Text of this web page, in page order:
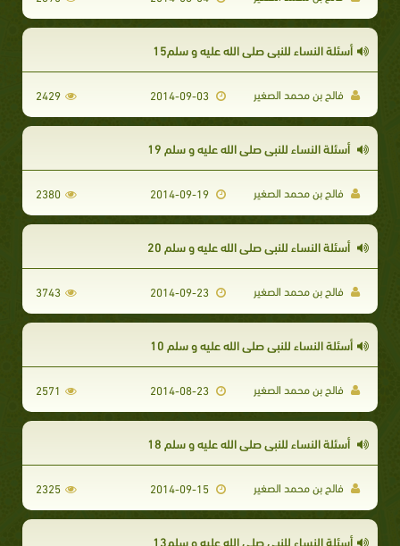
أسئلة النساء للنبي صلى الله عليه و سلم15
فالح بن محمد الصغير 2429
أسئلة النساء للنبي صلى الله عليه و سلم 19
فالح بن محمد الصغير 2380
أسئلة النساء للنبي صلى الله عليه و سلم 20
فالح بن محمد الصغير 3743
أسئلة النساء للنبي صلى الله عليه و سلم 10
فالح بن محمد الصغير 2571
أسئلة النساء للنبي صلى الله عليه و سلم 18
فالح بن محمد الصغير 2325
أسئلة النساء للنبي صلى الله عليه و سلم13